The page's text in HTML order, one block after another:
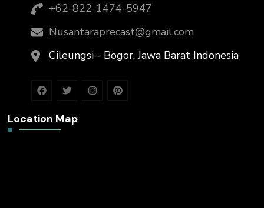
+62-822-1474-5947
Nusantaraprecast@gmail.com
Cileungsi - Bogor, Jawa Barat Indonesia
Location Map